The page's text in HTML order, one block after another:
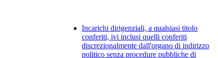
Incarichi dirigenziali, a qualsiasi titolo
conferiti, ivi inclusi quelli conferiti
discrezionalmente dall'organo di indirizzo
politico senza procedure pubbliche di